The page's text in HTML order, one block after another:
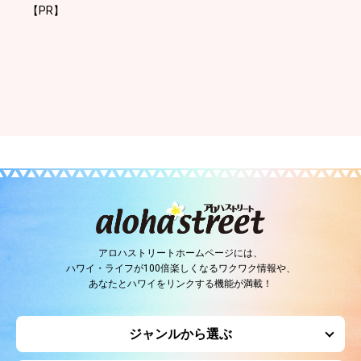
【PR】
アロハストリートホームページには、
ハワイ・ライフが100倍楽しくなるワクワク情報や、
あなたとハワイをリンクする機能が満載！
ジャンルから選ぶ